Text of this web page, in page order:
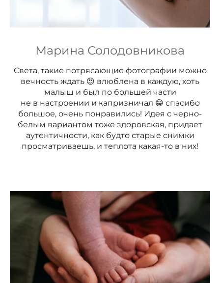
Марина Солодовникова
Света, такие потрясающие фотографии можно
вечность ждать 😍 влюблена в каждую, хоть
малыш и был по большей части
не в настроении и капризничал 😁 спасибо
большое, очень понравились! Идея с черно-
белым вариантом тоже здоровская, придает
аутентичности, как будто старые снимки
просматриваешь, и теплота какая-то в них!